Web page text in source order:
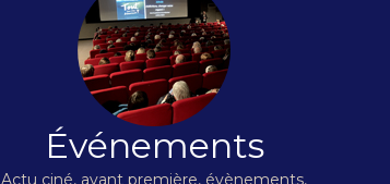
Événements
Actu ciné, avant première, évènements,